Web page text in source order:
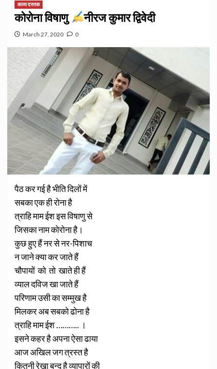
काव्य दस्तक
कोरोना विषाणु नीरज कुमार द्विवेदी
March 27, 2020 0
पैठ कर गई है भीति दिलों में
सबका एक ही रोना है
त्राहि माम ईश इस विषाणु से
जिसका नाम कोरोना है।
कुछ हुए हैं नर से नर-पिशाच
न जाने क्या कर जाते हैं
चौपायों को तो खाते ही हैं
व्याल दविज खा जाते हैं
परिणाम उसी का सम्मुख है
मिलकर अब सबको ढोना है
त्राहि माम ईश ……….. ।
इसने कहर है अपना ऐसा ढाया
आज अखिल जग त्रस्त है
कितनी रेखा बन्द है व्यापारों की